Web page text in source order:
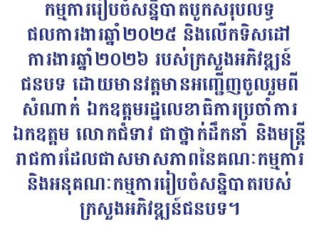
កម្មការរៀបចំសន្និបាតបូកសរុបលទ្ធ
ផលការងារឆ្នាំ២០២៥ និងលើកទិសដៅ
ការងារឆ្នាំ២០២៦ របស់ក្រសួងអភិវឌ្ឍន៍
ជនបទ ដោយមានវត្តមានអញ្ជើញចូលរួមពី
សំណាក់ ឯកឧត្តមរដ្ឋលេខាធិការប្រចាំការ
ឯកឧត្តម លោកជំទាវ ជាថ្នាក់ដឹកនាំ និងមន្ដ្រី
រាជការដែលជាសមាសភាពនៃគណៈកម្មការ
និងអនុគណៈកម្មការរៀបចំសន្និបាតរបស់
ក្រសួងអភិវឌ្ឍន៍ជនបទ។